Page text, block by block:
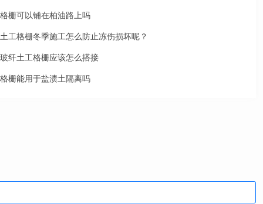
栅可以铺在柏油路上吗
工格栅冬季施工怎么防止冻伤损坏呢？
纤土工格栅应该怎么搭接
栅能用于盐渍土隔离吗